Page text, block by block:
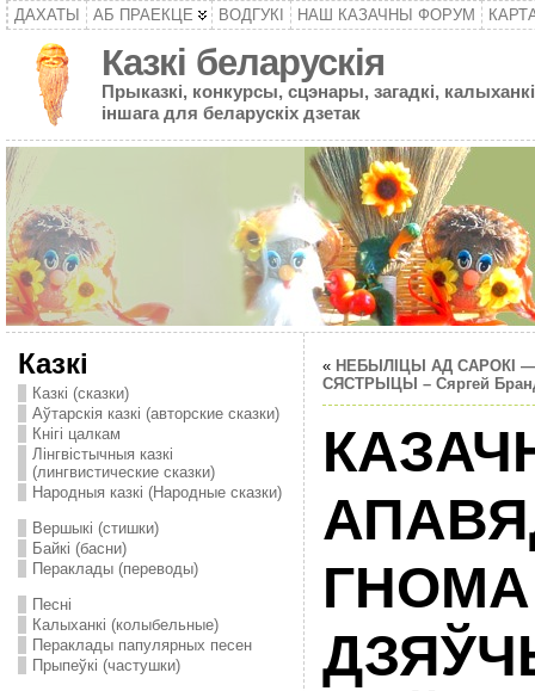
ДАХАТЫ АБ ПРАЕКЦЕ ВОДГУКІ НАШ КАЗАЧНЫ ФОРУМ
Казкі беларускія
Прыказкі, конкурсы, сцэнары, загадкі,
іншага для беларускіх дзетак
Казкі
Казкі (сказки)
Аўтарскія казкі (авторские сказки)
Кнігі цалкам
Лінгвістычныя казкі
(лингвистические сказки)
Народныя казкі (Народные сказки)
Вершыкі (стишки)
Байкі (басни)
Пераклады (переводы)
Песні
Калыханкі (колыбельные)
Пераклады папулярных песен
Прыпеўкі (частушки)
« НЕБЫЛIЦЫ АД САРОКІ —
СЯСТРЫЦЫ – Сяргей
ГНОМА